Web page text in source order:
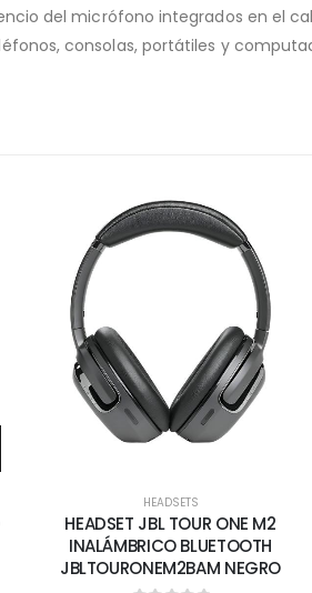
del micrófono integrados en el
consolas, portátiles y
HEADSETS
HEADSET JBL TOUR ONE M2
INALÁMBRICO BLUETOOTH
JBLTOURONEM2BAM NEGRO